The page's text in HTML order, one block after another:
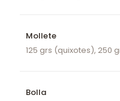
Mollete
125 grs (quixotes), 250
Bolla